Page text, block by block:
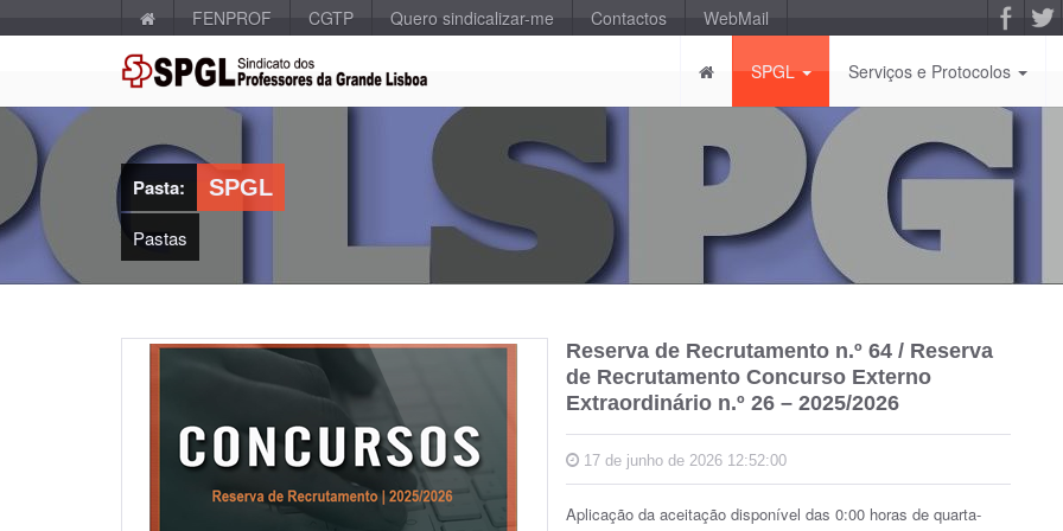
FENPROF CGTP Quero sindicalizar-me Contactos WebMail
SPGL Serviços e Protocolos
Pasta: SPGL
Pastas
Reserva de Recrutamento n.º 64 / Reserva
de Recrutamento Concurso Externo
Extraordinário n.º 26 – 2025/2026
17 de junho de 2026 12:52:00
Aplicação da aceitação disponível das 0:00 horas de quarta-